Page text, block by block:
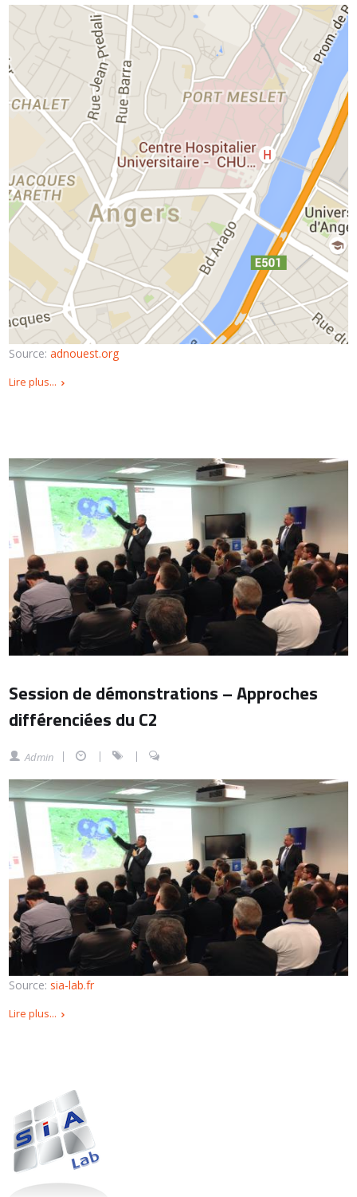
Source:adnouest.org
Lire plus...
Session de démonstrations – Approches
différenciées du C2
Admin
Source: sia-lab.fr
Lire plus...